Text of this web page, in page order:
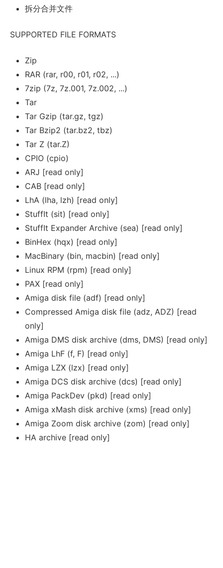
拆分合并文件
SUPPORTED FILE FORMATS
Zip
RAR (rar, r00, r01, r02, ...)
7zip (7z, 7z.001, 7z.002, ...)
Tar
Tar Gzip (tar.gz, tgz)
Tar Bzip2 (tar.bz2, tbz)
Tar Z (tar.Z)
CPIO (cpio)
ARJ [read only]
CAB [read only]
LhA (lha, lzh) [read only]
StuffIt (sit) [read only]
StuffIt Expander Archive (sea) [read only]
BinHex (hqx) [read only]
MacBinary (bin, macbin) [read only]
Linux RPM (rpm) [read only]
PAX [read only]
Amiga disk file (adf) [read only]
Compressed Amiga disk file (adz, ADZ) [read
only]
Amiga DMS disk archive (dms, DMS) [read only]
Amiga LhF (f, F) [read only]
Amiga LZX (lzx) [read only]
Amiga DCS disk archive (dcs) [read only]
Amiga PackDev (pkd) [read only]
Amiga xMash disk archive (xms) [read only]
Amiga Zoom disk archive (zom) [read only]
HA archive [read only]